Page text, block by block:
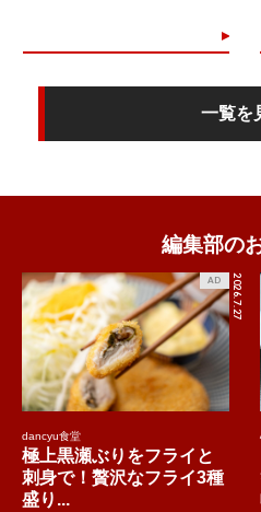
一覧を
編集部の
2026.7.27
AD
dancyu食堂
極上黒瀬ぶりをフライと
刺身で！贅沢なフライ3種
盛り...